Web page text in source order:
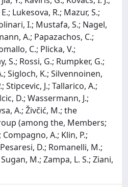
Lukesova, R.; Mazur, S.;
I.; Mustafa, S.; Nagel,
A.; Papazachos, C.;
C.; Plicka, V.;
S.; Rossi, G.; Rumpker, G.;
Sigloch, K.; Silvennoinen,
Stipcevic, J.; Tallarico, A.;
D.; Wassermann, J.;
A.; Živčić, M.; the
(among the, Members;
A.; Klin, P.;
D.; Romanelli, M.;
M.; Zampa, L. S.; Ziani,